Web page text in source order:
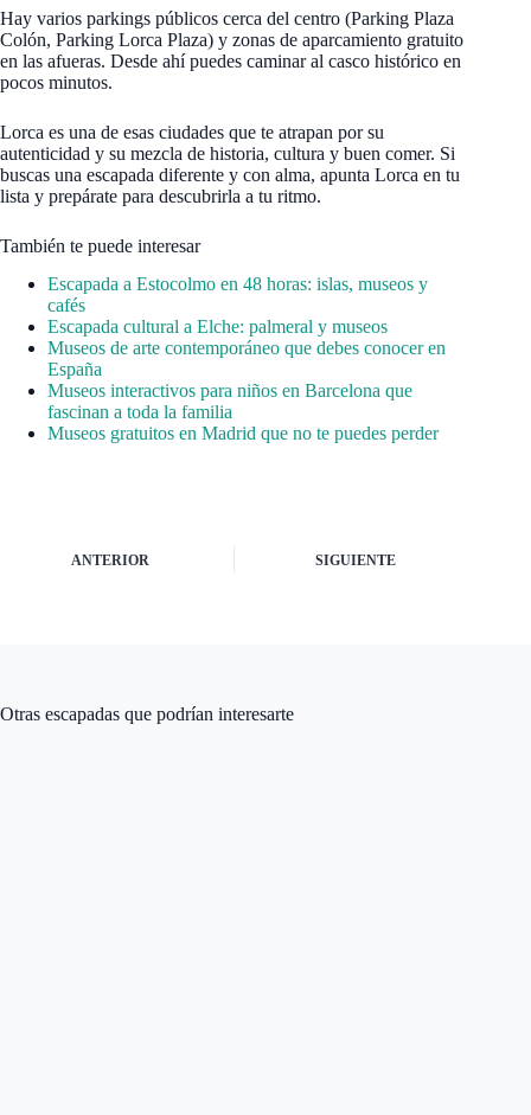
Hay varios parkings públicos cerca del centro (Parking Plaza
Colón, Parking Lorca Plaza) y zonas de aparcamiento gratuito
en las afueras. Desde ahí puedes caminar al casco histórico en
pocos minutos.
Lorca es una de esas ciudades que te atrapan por su
autenticidad y su mezcla de historia, cultura y buen comer. Si
buscas una escapada diferente y con alma, apunta Lorca en tu
lista y prepárate para descubrirla a tu ritmo.
También te puede interesar
Escapada a Estocolmo en 48 horas: islas, museos y
cafés
Escapada cultural a Elche: palmeral y museos
Museos de arte contemporáneo que debes conocer en
España
Museos interactivos para niños en Barcelona que
fascinan a toda la familia
Museos gratuitos en Madrid que no te puedes perder
ANTERIOR SIGUIENTE
Otras escapadas que podrían interesarte